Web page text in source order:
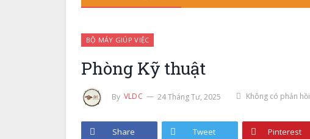
BỘ MÁY GIÚP VIỆC
Phòng Kỹ thuật
By VLDC 24 Tháng Tư, 2025 Không có phản hồi
Share Tweet Pinterest